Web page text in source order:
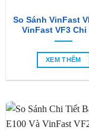
So Sánh VinFast
VinFast VF3 Chi
XEM THÊM